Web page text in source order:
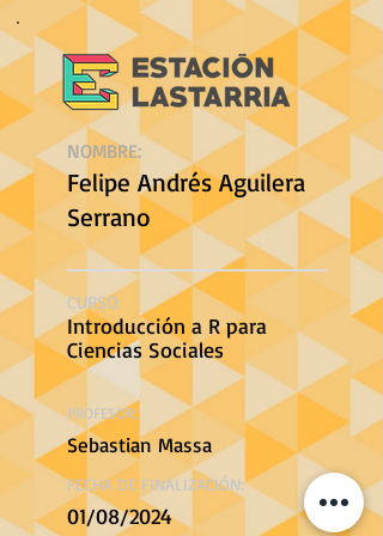
NOMBRE:
Felipe Andrés Aguilera
Serrano
CURSO:
Introducción a R para
Ciencias Sociales
PROFESOR:
Sebastian Massa
FECHA DE FINALIZACIÓN:
01/08/2024